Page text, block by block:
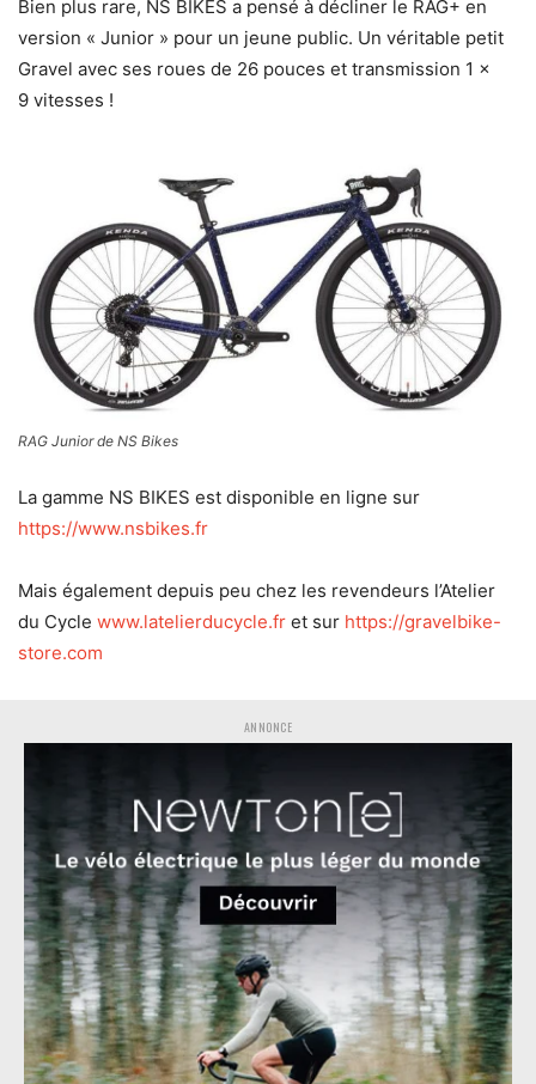
Bien plus rare, NS BIKES a pensé à décliner le RAG+ en
version « Junior » pour un jeune public. Un véritable petit
Gravel avec ses roues de 26 pouces et transmission 1 x
9 vitesses !
RAG Junior de NS Bikes
La gamme NS BIKES est disponible en ligne sur
https://www.nsbikes.fr
Mais également depuis peu chez les revendeurs l’Atelier
du Cycle www.latelierducycle.fr et sur https://gravelbike-
store.com
ANNONCE